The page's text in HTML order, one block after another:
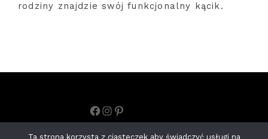
rodziny znajdzie swój funkcjonalny kącik.
Facebook Instagram Pinterest
Polityka prywatności
Ta strona korzysta z ciasteczek aby świadczyć usługi na